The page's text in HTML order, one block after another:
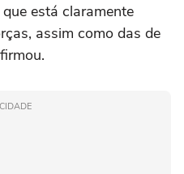
está claramente
assim como das de